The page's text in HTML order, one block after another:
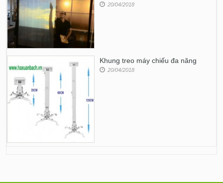
20/04/2018
Khung treo máy chiếu đa năng
20/04/2018